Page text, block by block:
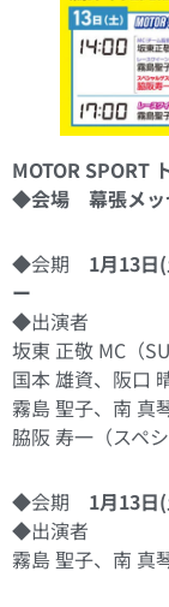
MOTOR SPORT
◆会場 幕張メッ
◆会期 1月13日
ー
◆出演者
坂東 正敬 MC（
国本 雄資、阪口
霧島 聖子、南 真
脇阪 寿一（スペ
◆会期 1月13日
◆出演者
霧島 聖子、南 真